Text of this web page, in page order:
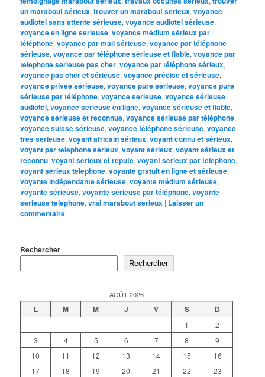
un marabout sérieux,trouver un marabout serieux,voyance
audiotel sans attente sérieuse,voyance audiotel sérieuse,
voyance en ligne serieuse,voyance médium sérieux par
téléphone,voyance par mail sérieuse,voyance par téléphone
sérieuse,voyance par téléphone sérieuse et fiable,voyance par
telephone serieuse pas cher,voyance par téléphone sérieux,
voyance pas cher et sérieuse,voyance précise et sérieuse,
voyance privée sérieuse,voyance pure serieuse,voyance pure
sérieuse par téléphone,voyance serieuse,voyance sérieuse
audiotel,voyance serieuse en ligne,voyance sérieuse et fiable,
voyance sérieuse et reconnue,voyance sérieuse par téléphone,
voyance suisse sérieuse,voyance téléphone sérieuse,voyance
tres serieuse,voyant africain sérieux,voyant connu et sérieux,
voyant par telephone sérieux,voyant sérieux,voyant sérieux et
reconnu,voyant serieux et repute,voyant serieux par telephone,
voyant serieux telephone,voyante gratuit en ligne et sérieuse,
voyante indépendante sérieuse,voyante médium sérieuse,
voyante sérieuse,voyante sérieuse par téléphone,voyante
serieuse telephone,vrai marabout serieux | Laisser un
commentaire
Rechercher
Rechercher
AOÛT 2026
L M M J V S D
1
2
3
4 5 6 7 8
9
10
11 12 13 14 15
16
17
18 19 20 21 22
23